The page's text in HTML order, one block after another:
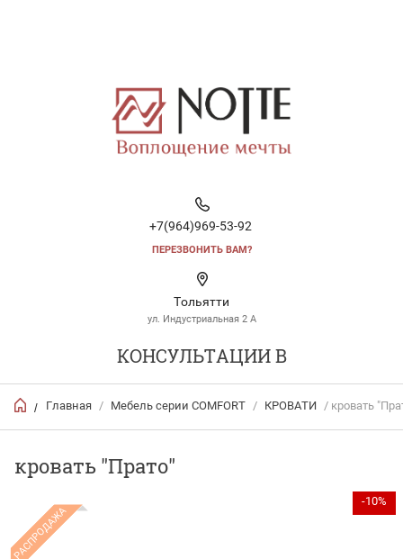
+7(964)969-53-92
ПЕРЕЗВОНИТЬ ВАМ?
Тольятти
ул. Индустриальная 2 А
КОНСУЛЬТАЦИИ В
/ Главная / Мебель серии COMFORT / КРОВАТИ / кровать
кровать "Прато"
РАСПРОДАЖА
-10%